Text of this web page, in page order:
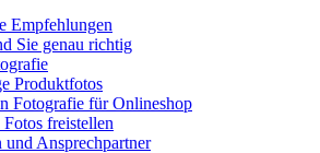
Empfehlungen
Sie genau richtig
Produktfotos
Fotografie für Onlineshop
freistellen
und Ansprechpartner